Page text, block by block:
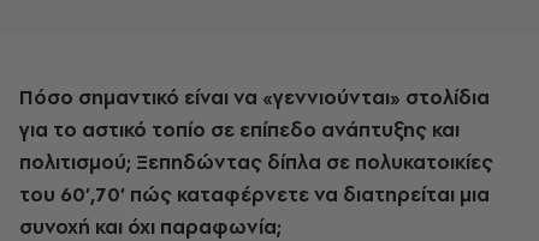
Πόσο σημαντικό είναι να «γεννιούνται» στολίδια
για το αστικό τοπίο σε επίπεδο ανάπτυξης και
πολιτισμού; Ξεπηδώντας δίπλα σε πολυκατοικίες
του 60’,70’ πώς καταφέρνετε να διατηρείται μια
συνοχή και όχι παραφωνία;